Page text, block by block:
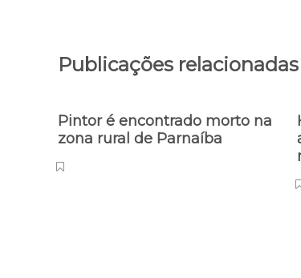
Publicações relacionadas
Pintor é encontrado morto na
zona rural de Parnaíba